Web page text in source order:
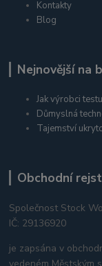
Kontakty
Blog
Nejnovější na
Jak výrobci
Důmyslná
Tajemství
Obchodní
Společnost Stock
IČ: 29136920
je zapsána v